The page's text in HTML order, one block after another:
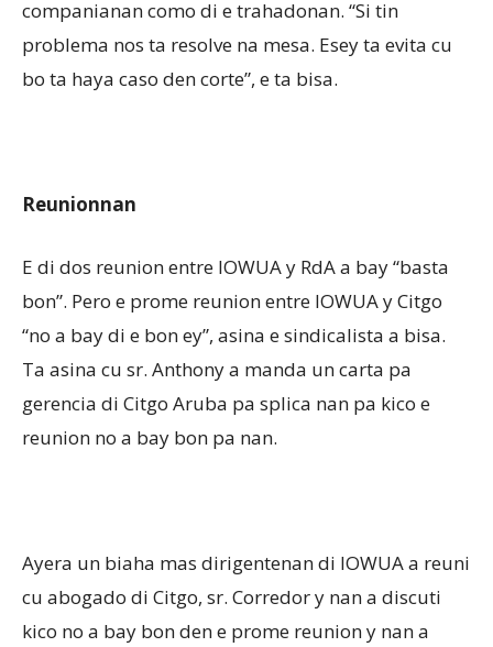
companianan como di e trahadonan. “Si tin
problema nos ta resolve na mesa. Esey ta evita cu
bo ta haya caso den corte”, e ta bisa.
Reunionnan
E di dos reunion entre IOWUA y RdA a bay “basta
bon”. Pero e prome reunion entre IOWUA y Citgo
“no a bay di e bon ey”, asina e sindicalista a bisa.
Ta asina cu sr. Anthony a manda un carta pa
gerencia di Citgo Aruba pa splica nan pa kico e
reunion no a bay bon pa nan.
Ayera un biaha mas dirigentenan di IOWUA a reuni
cu abogado di Citgo, sr. Corredor y nan a discuti
kico no a bay bon den e prome reunion y nan a